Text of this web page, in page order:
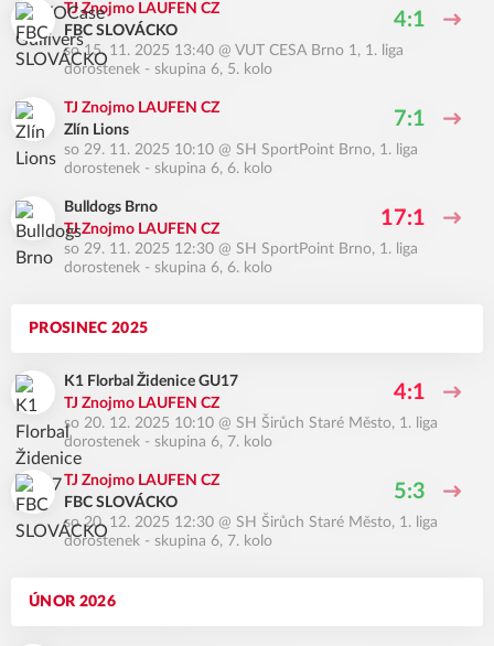
TJ Znojmo LAUFEN CZ
FBC SLOVÁCKO
4:1
so 15. 11. 2025 13:40 @ VUT CESA Brno 1, 1. liga
dorostenek - skupina 6, 5. kolo
TJ Znojmo LAUFEN CZ
Zlín Lions
7:1
so 29. 11. 2025 10:10 @ SH SportPoint Brno, 1. liga
dorostenek - skupina 6, 6. kolo
Bulldogs Brno
TJ Znojmo LAUFEN CZ
17:1
so 29. 11. 2025 12:30 @ SH SportPoint Brno, 1. liga
dorostenek - skupina 6, 6. kolo
PROSINEC 2025
K1 Florbal Židenice GU17
TJ Znojmo LAUFEN CZ
4:1
so 20. 12. 2025 10:10 @ SH Širůch Staré Město, 1. liga
dorostenek - skupina 6, 7. kolo
TJ Znojmo LAUFEN CZ
FBC SLOVÁCKO
5:3
so 20. 12. 2025 12:30 @ SH Širůch Staré Město, 1. liga
dorostenek - skupina 6, 7. kolo
ÚNOR 2026